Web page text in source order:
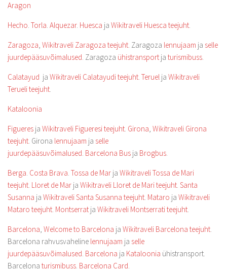
Aragon
Hecho. Torla. Alquezar. Huesca ja Wikitraveli Huesca teejuht.
Zaragoza, Wikitraveli Zaragoza teejuht. Zaragoza lennujaam ja selle
juurdepääsuvõimalused. Zaragoza ühistransport ja turismibuss.
Calatayud ja Wikitraveli Calatayudi teejuht. Teruel ja Wikitraveli
Terueli teejuht.
Kataloonia
Figueres ja Wikitraveli Figueresi teejuht. Girona, Wikitraveli Girona
teejuht. Girona lennujaam ja selle
juurdepääsuvõimalused. Barcelona Bus ja Brogbus.
Berga. Costa Brava. Tossa de Mar ja Wikitraveli Tossa de Mari
teejuht. Lloret de Mar ja Wikitraveli Lloret de Mari teejuht. Santa
Susanna ja Wikitraveli Santa Susanna teejuht. Mataro ja Wikitraveli
Mataro teejuht. Montserrat ja Wikitraveli Montserrati teejuht.
Barcelona, Welcome to Barcelona ja Wikitraveli Barcelona teejuht.
Barcelona rahvusvaheline lennujaam ja selle
juurdepääsuvõimalused. Barcelona ja Kataloonia ühistransport.
Barcelona turismibuss. Barcelona Card.